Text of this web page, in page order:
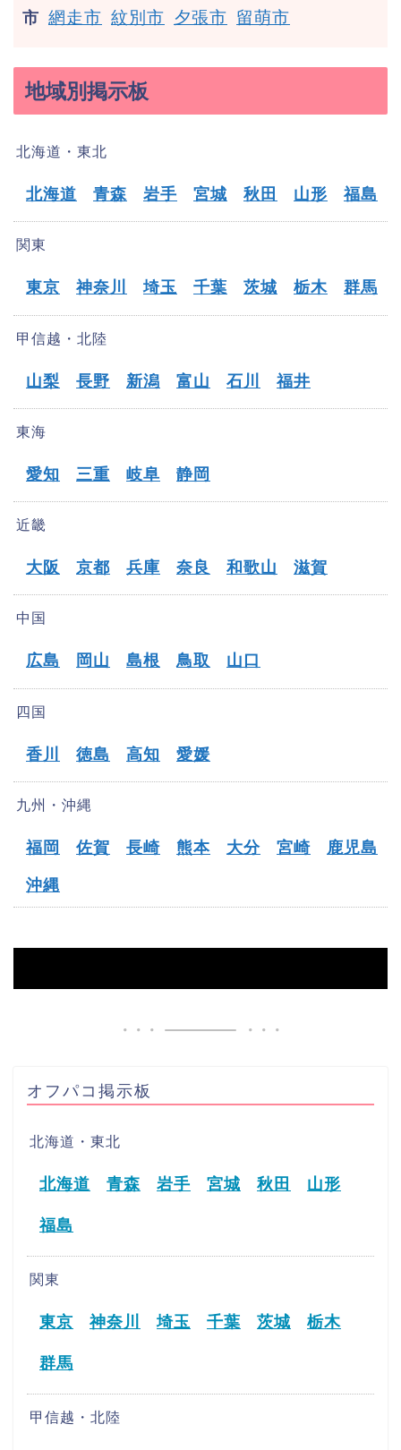
市 網走市 紋別市 夕張市 留萌市
地域別掲示板
北海道・東北
北海道 青森 岩手 宮城 秋田 山形 福島
関東
東京 神奈川 埼玉 千葉 茨城 栃木 群馬
甲信越・北陸
山梨 長野 新潟 富山 石川 福井
東海
愛知 三重 岐阜 静岡
近畿
大阪 京都 兵庫 奈良 和歌山 滋賀
中国
広島 岡山 島根 鳥取 山口
四国
香川 徳島 高知 愛媛
九州・沖縄
福岡 佐賀 長崎 熊本 大分 宮崎 鹿児島
沖縄
オフパコ掲示板
北海道・東北
北海道 青森 岩手 宮城 秋田 山形
福島
関東
東京 神奈川 埼玉 千葉 茨城 栃木
群馬
甲信越・北陸